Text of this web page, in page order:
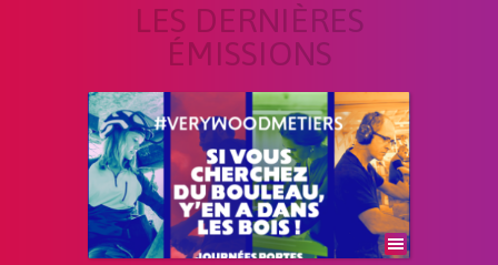
LES DERNIÈRES
ÉMISSIONS